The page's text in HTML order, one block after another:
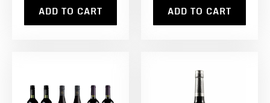
ADD TO CART ADD TO CART